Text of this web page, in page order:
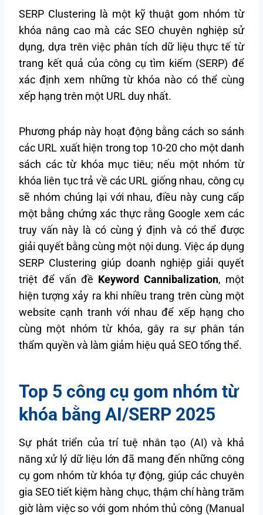
SERP Clustering là một kỹ thuật gom nhóm từ
khóa nâng cao mà các SEO chuyên nghiệp sử
dụng, dựa trên việc phân tích dữ liệu thực tế từ
trang kết quả của công cụ tìm kiếm (SERP) để
xác định xem những từ khóa nào có thể cùng
xếp hạng trên một URL duy nhất.
Phương pháp này hoạt động bằng cách so sánh
các URL xuất hiện trong top 10-20 cho một danh
sách các từ khóa mục tiêu; nếu một nhóm từ
khóa liên tục trả về các URL giống nhau, công cụ
sẽ nhóm chúng lại với nhau, điều này cung cấp
một bằng chứng xác thực rằng Google xem các
truy vấn này là có cùng ý định và có thể được
giải quyết bằng cùng một nội dung. Việc áp dụng
SERP Clustering giúp doanh nghiệp giải quyết
triệt để vấn đề Keyword Cannibalization, một
hiện tượng xảy ra khi nhiều trang trên cùng một
website cạnh tranh với nhau để xếp hạng cho
cùng một nhóm từ khóa, gây ra sự phân tán
thẩm quyền và làm giảm hiệu quả SEO tổng thể.
Top 5 công cụ gom nhóm từ
khóa bằng AI/SERP 2025
Sự phát triển của trí tuệ nhân tạo (AI) và khả
năng xử lý dữ liệu lớn đã mang đến những công
cụ gom nhóm từ khóa tự động, giúp các chuyên
gia SEO tiết kiệm hàng chục, thậm chí hàng trăm
giờ làm việc so với gom nhóm thủ công (Manual